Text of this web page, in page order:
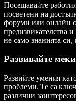
Посещавайте
посветени на
форуми или онлайн
предизвикателства
не само знанията
Развивайте
Развийте умения
проблеми. Те са
различни